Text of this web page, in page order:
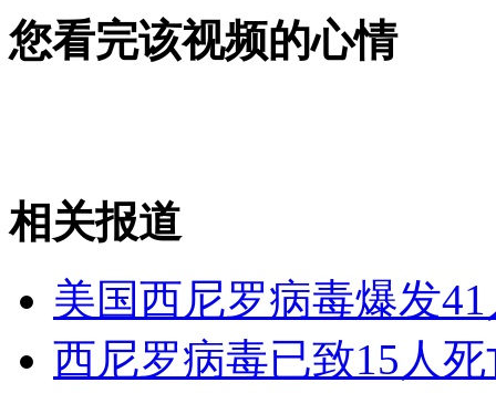
您看完该视频的心情
相关报道
美国西尼罗病毒爆发
西尼罗病毒已致15人